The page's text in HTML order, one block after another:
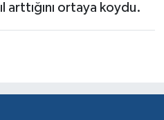
arttığını ortaya koydu.